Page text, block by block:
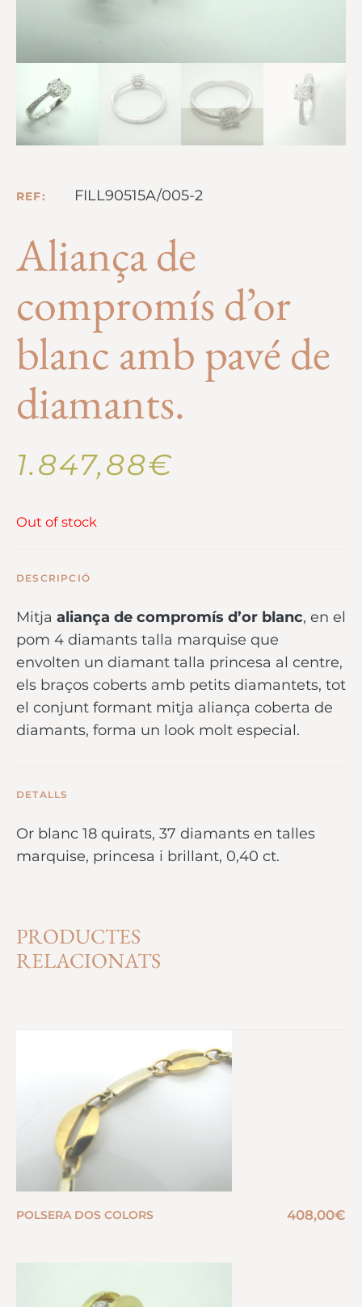
REF: FILL90515A/005-2
Aliança de
compromís d’or
blanc amb pavé de
diamants.
1.847,88€
Out of stock
DESCRIPCIÓ
Mitja aliança de compromís d’or blanc, en el
pom 4 diamants talla marquise que
envolten un diamant talla princesa al centre,
els braços coberts amb petits diamantets, tot
el conjunt formant mitja aliança coberta de
diamants, forma un look molt especial.
DETALLS
Or blanc 18 quirats, 37 diamants en talles
marquise, princesa i brillant, 0,40 ct.
PRODUCTES
RELACIONATS
POLSERA DOS COLORS 408,00€